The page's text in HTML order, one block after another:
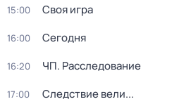
15:00 Своя игра
16:00 Сегодня
16:20 ЧП. Расследование
17:00 Следствие вели...